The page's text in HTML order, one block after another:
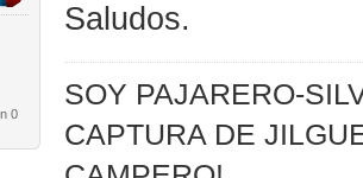
0
Saludos.
SOY PAJARERO-
CAPTURA DE